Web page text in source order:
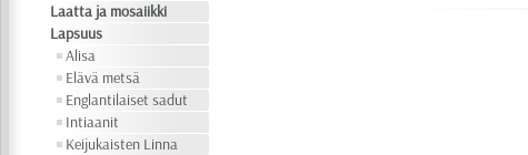
Laatta ja mosaiikki
Lapsuus
Alisa
Elävä metsä
Englantilaiset sadut
Intiaanit
Keijukaisten Linna